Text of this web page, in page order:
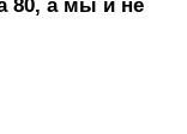
80, а мы и не